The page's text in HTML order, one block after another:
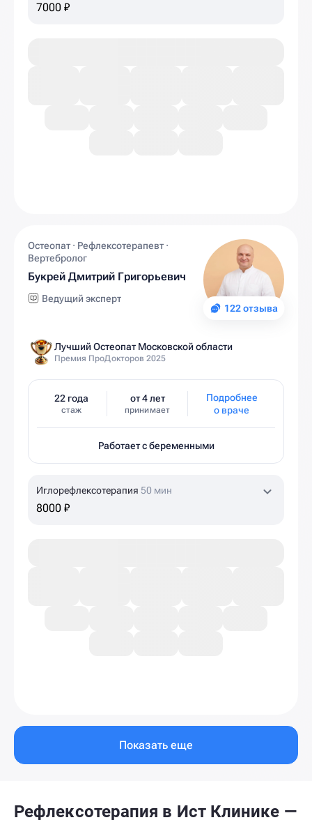
7000 ₽
122 отзыва
Остеопат · Рефлексотерапевт ·
Вертебролог
Букрей Дмитрий Григорьевич
Ведущий эксперт
Лучший Остеопат Московской области
Премия ПроДокторов 2025
22 года
стаж
от 4 лет
принимает
Подробнее
о враче
Работает с беременными
Иглорефлексотерапия 50 мин
8000 ₽
Показать еще
Рефлексотерапия в Ист Клинике —